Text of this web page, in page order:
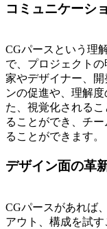
コミュニケーシ
CGパースという理
で、プロジェクト
家やデザイナー、
ンの促進や、理解
た、視覚化される
ることができ、チ
ることができます。
デザイン面の革
CGパースがあれば
アウト、構成を試